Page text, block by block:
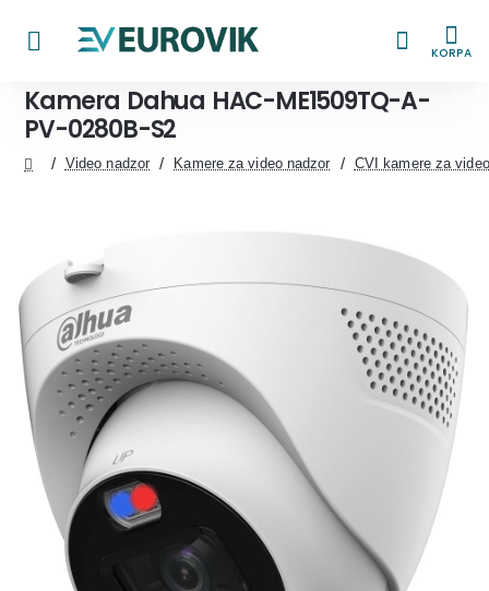
KORPA
Kamera Dahua HAC-ME1509TQ-A-
PV-0280B-S2
Video nadzor Kamere za video nadzor CVI kamere za